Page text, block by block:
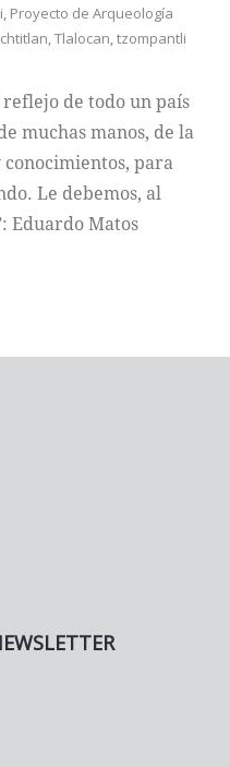
, Proyecto de Arqueología
,Tlalocan,tzompantli
de todo un país
muchas manos, de la
para
Le debemos, al
Eduardo Matos